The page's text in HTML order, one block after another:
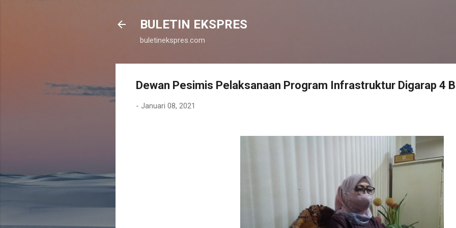
BULETIN EKSPRES
buletinekspres.com
Dewan Pesimis Pelaksanaan Program Infrastruktur Digarap 4
- Januari 08, 2021